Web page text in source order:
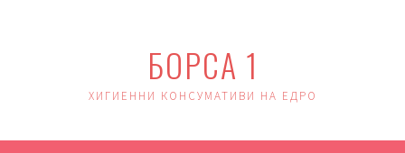
БОРСА 1
ХИГИЕННИ КОНСУМАТИВИ НА ЕДРО